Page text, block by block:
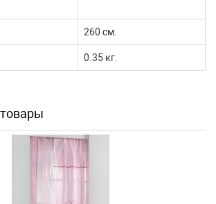
260 см.
0.35 кг.